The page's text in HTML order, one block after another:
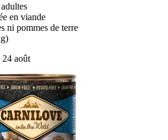
en viande
ni pommes de terre
août